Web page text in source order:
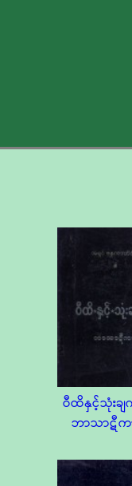
ဝီထိနှင့်သုံးခ
ဘာသာဋီ